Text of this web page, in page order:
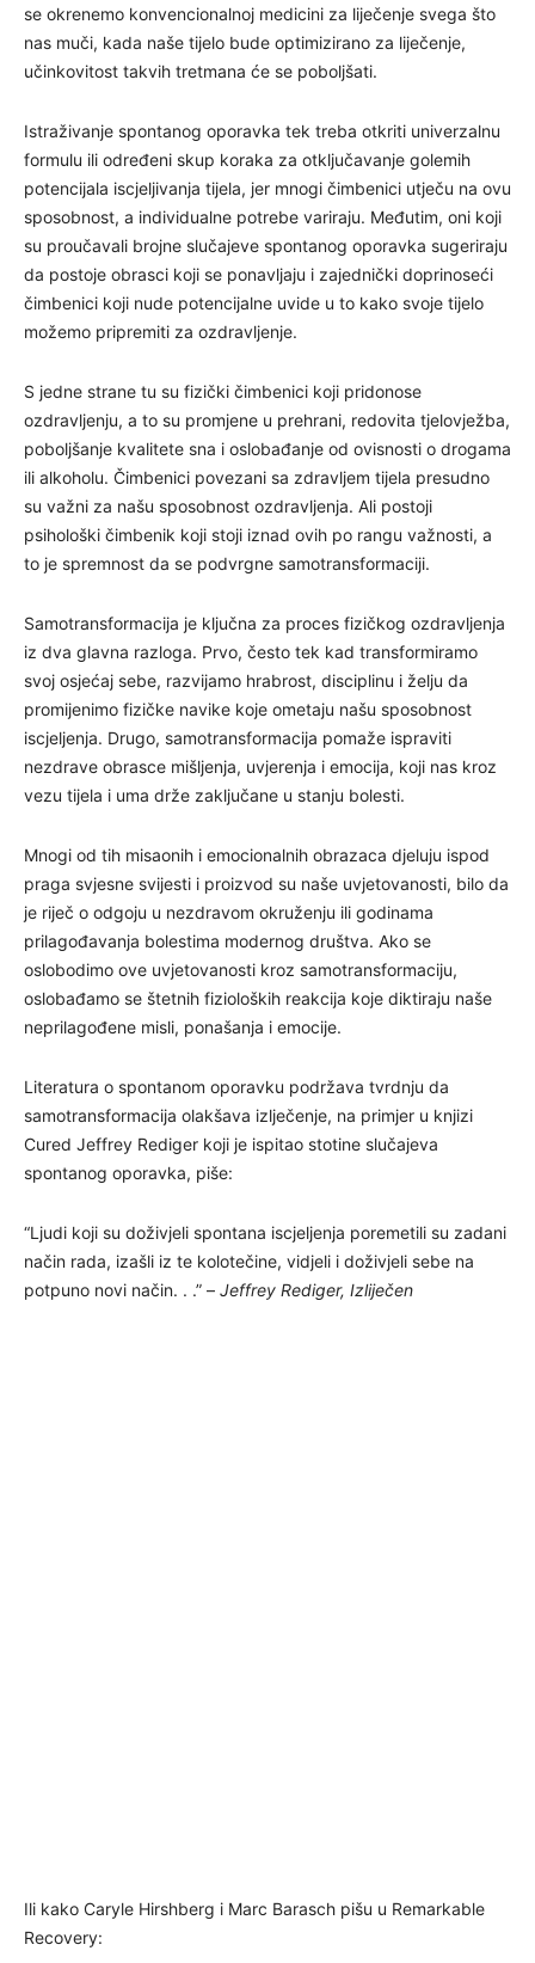
se okrenemo konvencionalnoj medicini za liječenje svega što
nas muči, kada naše tijelo bude optimizirano za liječenje,
učinkovitost takvih tretmana će se poboljšati.
Istraživanje spontanog oporavka tek treba otkriti univerzalnu
formulu ili određeni skup koraka za otključavanje golemih
potencijala iscjeljivanja tijela, jer mnogi čimbenici utječu na ovu
sposobnost, a individualne potrebe variraju. Međutim, oni koji
su proučavali brojne slučajeve spontanog oporavka sugeriraju
da postoje obrasci koji se ponavljaju i zajednički doprinoseći
čimbenici koji nude potencijalne uvide u to kako svoje tijelo
možemo pripremiti za ozdravljenje.
S jedne strane tu su fizički čimbenici koji pridonose
ozdravljenju, a to su promjene u prehrani, redovita tjelovježba,
poboljšanje kvalitete sna i oslobađanje od ovisnosti o drogama
ili alkoholu. Čimbenici povezani sa zdravljem tijela presudno
su važni za našu sposobnost ozdravljenja. Ali postoji
psihološki čimbenik koji stoji iznad ovih po rangu važnosti, a
to je spremnost da se podvrgne samotransformaciji.
Samotransformacija je ključna za proces fizičkog ozdravljenja
iz dva glavna razloga. Prvo, često tek kad transformiramo
svoj osjećaj sebe, razvijamo hrabrost, disciplinu i želju da
promijenimo fizičke navike koje ometaju našu sposobnost
iscjeljenja. Drugo, samotransformacija pomaže ispraviti
nezdrave obrasce mišljenja, uvjerenja i emocija, koji nas kroz
vezu tijela i uma drže zaključane u stanju bolesti.
Mnogi od tih misaonih i emocionalnih obrazaca djeluju ispod
praga svjesne svijesti i proizvod su naše uvjetovanosti, bilo da
je riječ o odgoju u nezdravom okruženju ili godinama
prilagođavanja bolestima modernog društva. Ako se
oslobodimo ove uvjetovanosti kroz samotransformaciju,
oslobađamo se štetnih fizioloških reakcija koje diktiraju naše
neprilagođene misli, ponašanja i emocije.
Literatura o spontanom oporavku podržava tvrdnju da
samotransformacija olakšava izlječenje, na primjer u knjizi
Cured Jeffrey Rediger koji je ispitao stotine slučajeva
spontanog oporavka, piše:
“Ljudi koji su doživjeli spontana iscjeljenja poremetili su zadani
način rada, izašli iz te kolotečine, vidjeli i doživjeli sebe na
potpuno novi način. . .” – Jeffrey Rediger, Izliječen
Ili kako Caryle Hirshberg i Marc Barasch pišu u Remarkable
Recovery: